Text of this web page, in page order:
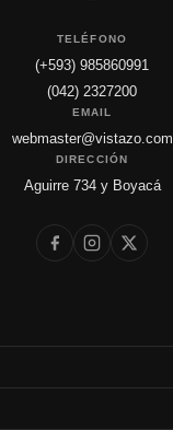
TELÉFONO
(+593) 985860991
(042) 2327200
EMAIL
webmaster@vistazo.com
DIRECCIÓN
Aguirre 734 y Boyacá